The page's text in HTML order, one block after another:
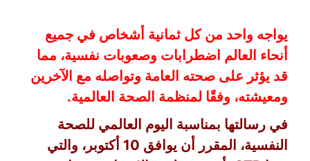
يواجه واحد من كل ثمانية أشخاص في جميع
أنحاء العالم اضطرابات وصعوبات نفسية، مما
قد يؤثر على صحته العامة وتواصله مع الآخرين
ومعيشته، وفقًا لمنظمة الصحة العالمية.
في رسالتها بمناسبة اليوم العالمي للصحة
النفسية، المقرر أن يوافق 10 أكتوبر، والتي